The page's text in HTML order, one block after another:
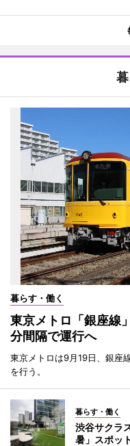
暮らす・働く
東京メトロ「銀座
分間隔で運行へ
東京メトロは9月19日、銀座
を行う。
暮らす・働く
渋谷サクラ
暑」スポッ